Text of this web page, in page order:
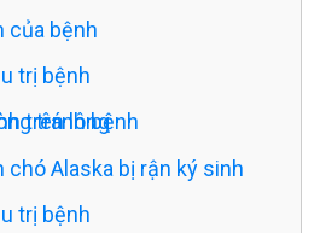
của bệnh
trị bệnh
tránh bệnh
trên lông
chó Alaska bị rận ký sinh
trị bệnh